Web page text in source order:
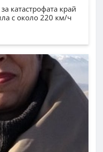
катастрофата край
с около 220 км/ч